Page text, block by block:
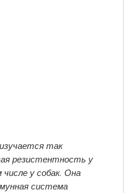
так
резистентность у
у собак. Она
система